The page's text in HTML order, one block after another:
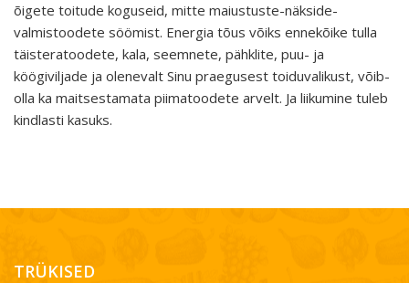
õigete toitude koguseid, mitte maiustuste-näkside-
valmistoodete söömist. Energia tõus võiks ennekõike tulla
täisteratoodete, kala, seemnete, pähklite, puu- ja
köögiviljade ja olenevalt Sinu praegusest toiduvalikust, võib-
olla ka maitsestamata piimatoodete arvelt. Ja liikumine tuleb
kindlasti kasuks.
TRÜKISED